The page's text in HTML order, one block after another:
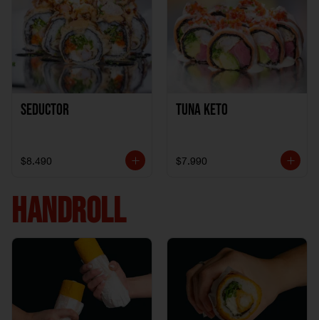
Seductor
$8.490
TUNA KETO
$7.990
HANDROLL